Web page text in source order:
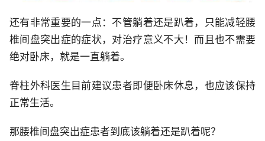
还有非常重要的一点：不管躺着还是趴着，只能减轻腰
椎间盘突出症的症状，对治疗意义不大！而且也不需要
绝对卧床，就是一直躺着。
脊柱外科医生目前建议患者即便卧床休息，也应该保持
正常生活。
那腰椎间盘突出症患者到底该躺着还是趴着呢？